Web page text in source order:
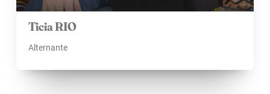
Ticia RIO
Alternante